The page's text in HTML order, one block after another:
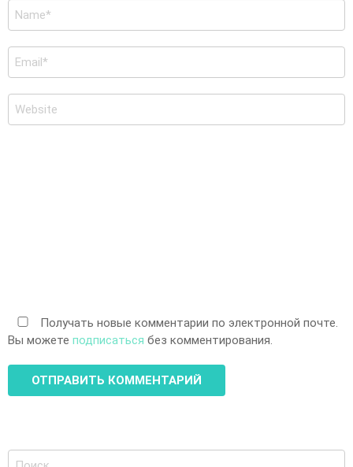
Имя
*
E-
mail
Сайт
Получать новые комментарии по электронной почте.
Вы можете подписаться без комментирования.
Поиск